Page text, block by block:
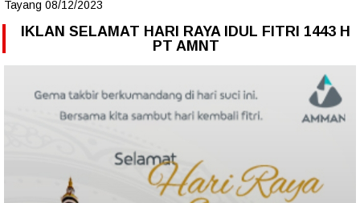
Tayang 08/12/2023
IKLAN SELAMAT HARI RAYA IDUL FITRI 1443 H
PT AMNT